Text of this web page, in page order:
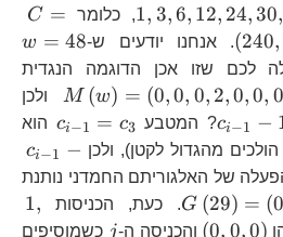
1, 3,6, 12, 24,30, , כלומר C =
(240, . אנחנו יודעים ש- w = 48
לכם שזו אכן הדוגמה הנגדית
M (w) = (0, 0, 0, 2,0,0, 0 ולכן
ci−1 − ? המטבע ci−1 = c3
הוא
ci−1 −
של האלגוריתם החמדני נותנת
G (29) = (0 . כעת, הכניסות 1,
(0, 0,0) והכניסה ה-j כשמוסיפים